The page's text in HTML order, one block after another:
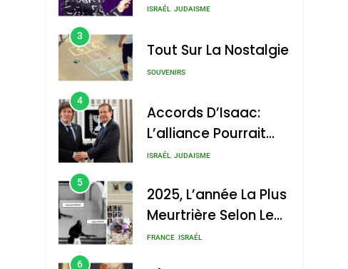
Nouvelle Chanson De
ISRAÉL JUDAISME
3
Tout Sur La Nostalgie
SOUVENIRS
4
Accords D’Isaac:
L’alliance Pourrait
S’étendre À 13 Pays
ISRAÉL JUDAISME
5
2025, L’année La Plus
Meurtrière Selon Le
Rapport D’ADL
FRANCE ISRAÉL
6